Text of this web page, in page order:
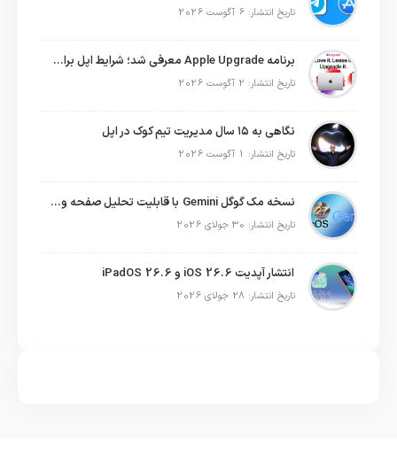
تاریخ انتشار: 6 آگوست 2026
برنامه Apple Upgrade معرفی شد؛ شرایط اپل برای اجاره آیفون، آیپد، مک و اپل واچ
تاریخ انتشار: 2 آگوست 2026
نگاهی به ۱۵ سال مدیریت تیم کوک در اپل
تاریخ انتشار: 1 آگوست 2026
نسخه مک گوگل Gemini با قابلیت تحلیل صفحه و دستورات صوتی در به‌روزرسانی جدید
تاریخ انتشار: 30 جولای 2026
انتشار آپدیت iOS 26.6 و iPadOS 26.6
تاریخ انتشار: 28 جولای 2026